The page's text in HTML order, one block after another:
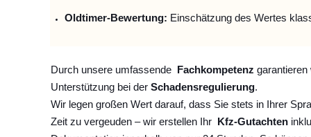
Oldtimer-Bewertung: Einschätzung des Wertes
Durch unsere umfassende Fachkompetenz garantieren
Unterstützung bei der Schadensregulierung.
Wir legen großen Wert darauf, dass Sie stets in Ihrer
Zeit zu vergeuden – wir erstellen Ihr
Kfz-Gutachten